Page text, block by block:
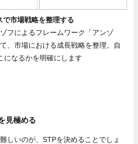
市場戦略を整理する
フによるフレームワーク「アンゾ
、市場における成長戦略を整理。自
になるかを明確にします
見極める
しいのが、STPを決めることでしょ